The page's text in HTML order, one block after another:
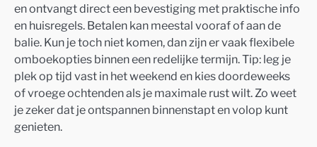
en ontvangt direct een bevestiging met praktische info
en huisregels. Betalen kan meestal vooraf of aan de
balie. Kun je toch niet komen, dan zijn er vaak flexibele
omboekopties binnen een redelijke termijn. Tip: leg je
plek op tijd vast in het weekend en kies doordeweeks
of vroege ochtenden als je maximale rust wilt. Zo weet
je zeker dat je ontspannen binnenstapt en volop kunt
genieten.